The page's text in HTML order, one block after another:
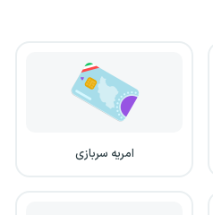
امریه سربازی